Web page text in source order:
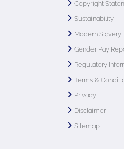
Copyright
Sustainability
Modern Slavery
Gender Pay
Regulatory
Terms &
Privacy
Disclaimer
Sitemap